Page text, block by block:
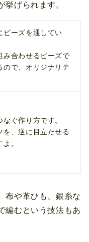
挙げられます。
ビーズを通してい
み合わせるビーズで
ので、オリジナリテ
ぐ作り方です。
を、逆に目立たせる
。
布や革ひも、銀糸な
編むという技法もあ